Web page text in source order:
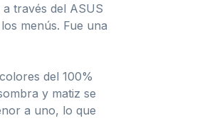
través del ASUS
menús. Fue una
del 100%
y matiz se
a uno, lo que